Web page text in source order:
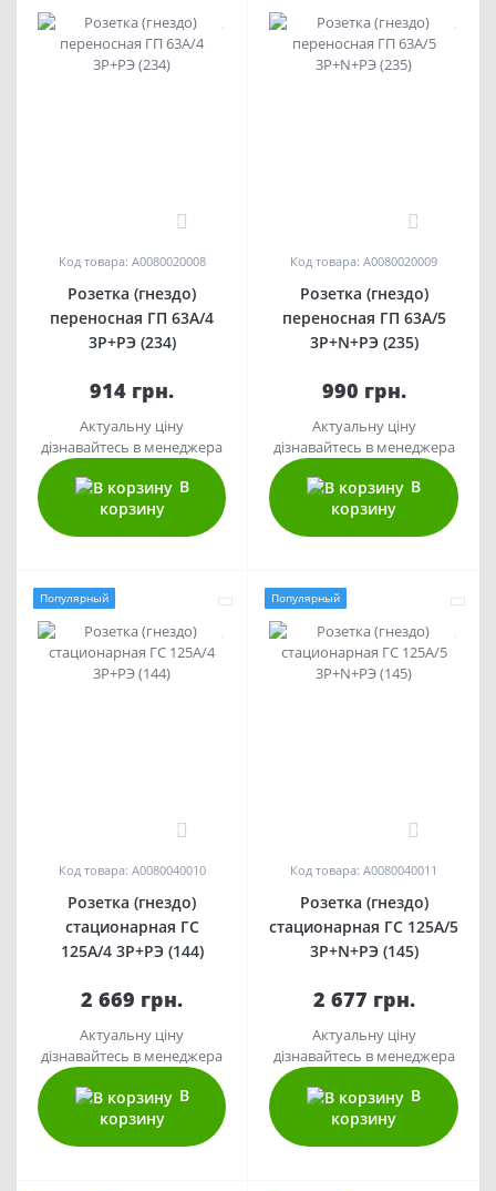
0
Код товара: A0080020008
Розетка (гнездо)
переносная ГП 63А/4
3Р+РЭ (234)
914 грн.
Актуальну ціну
дізнавайтесь в менеджера
В
корзину
0
Код товара: A0080020009
Розетка (гнездо)
переносная ГП 63А/5
3Р+N+РЭ (235)
990 грн.
Актуальну ціну
дізнавайтесь в менеджера
В
корзину
Популярный
Код товара: A0080040010
Розетка (гнездо)
стационарная ГC
125А/4 3Р+РЭ (144)
2 669 грн.
Актуальну ціну
дізнавайтесь в менеджера
В
корзину
Популярный
Код товара: A0080040011
Розетка (гнездо)
стационарная ГC 125А/5
3Р+N+РЭ (145)
2 677 грн.
Актуальну ціну
дізнавайтесь в менеджера
В
корзину